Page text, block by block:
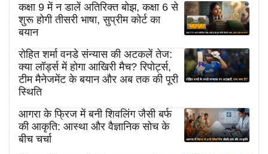
कक्षा 9 में न डालें अतिरिक्त बोझ, कक्षा 6 से
शुरू होगी तीसरी भाषा, सुप्रीम कोर्ट का
बयान
रोहित शर्मा वनडे संन्यास की अटकलें तेज:
क्या लॉर्ड्स में होगा आखिरी मैच? रिपोर्ट्स,
टीम मैनेजमेंट के बयान और अब तक की पूरी
स्थिति
आगरा के फ्रिज में बनी शिवलिंग जैसी बर्फ
की आकृति: आस्था और वैज्ञानिक सोच के
बीच चर्चा